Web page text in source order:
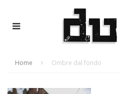
Home Ombre dal fondo